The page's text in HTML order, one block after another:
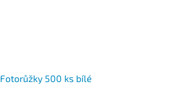
Fotorůžky 500 ks bílé